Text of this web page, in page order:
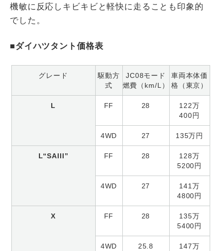
機敏に反応しキビキビと軽快に走ることも印象的
でした。
■ダイハツタント価格表
グレード
駆動方
式
JC08モード
燃費（km/L）
車両本体価
格（東京）
L FF 28
122万
400円
4WD 27 135万円
L“SAIII” FF 28
128万
5200円
4WD 27
141万
4800円
X FF 28
135万
5400円
4WD 25.8
147万